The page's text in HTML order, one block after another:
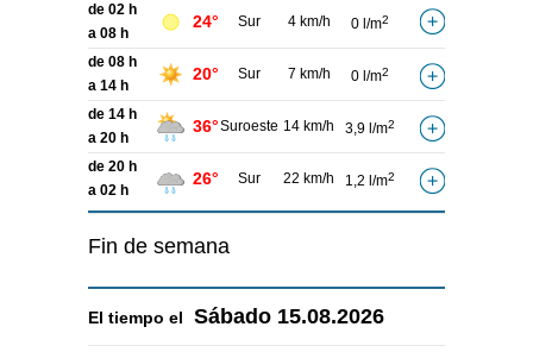
de 02 h
a 08 h
24° Sur 4 km/h 0 l/m2
de 08 h
a 14 h
20° Sur 7 km/h 0 l/m2
de 14 h
a 20 h
36°Suroeste 14 km/h 3,9 l/m2
de 20 h
a 02 h
26° Sur 22 km/h 1,2 l/m2
Fin de semana
El tiempo el Sábado 15.08.2026